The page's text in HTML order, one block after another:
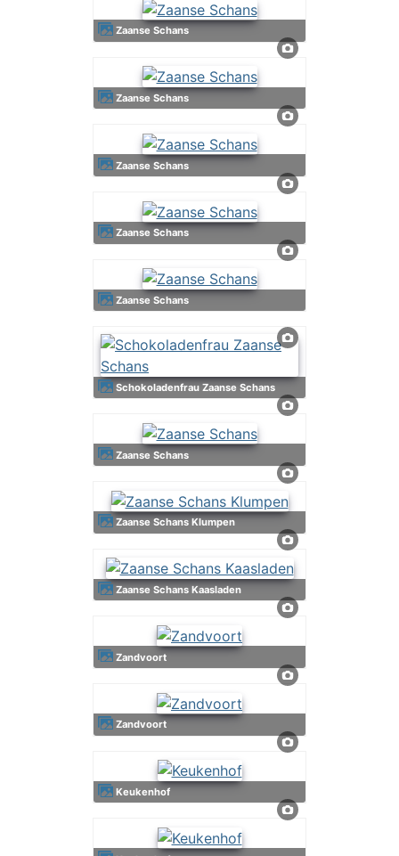
Zaanse Schans
Zaanse Schans
Zaanse Schans
Zaanse Schans
Zaanse Schans
Schokoladenfrau Zaanse Schans
Zaanse Schans
Zaanse Schans Klumpen
Zaanse Schans Kaasladen
Zandvoort
Zandvoort
Keukenhof